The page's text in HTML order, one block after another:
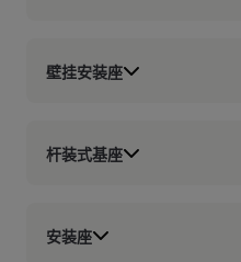
壁挂安装座
杆装式基座
安装座